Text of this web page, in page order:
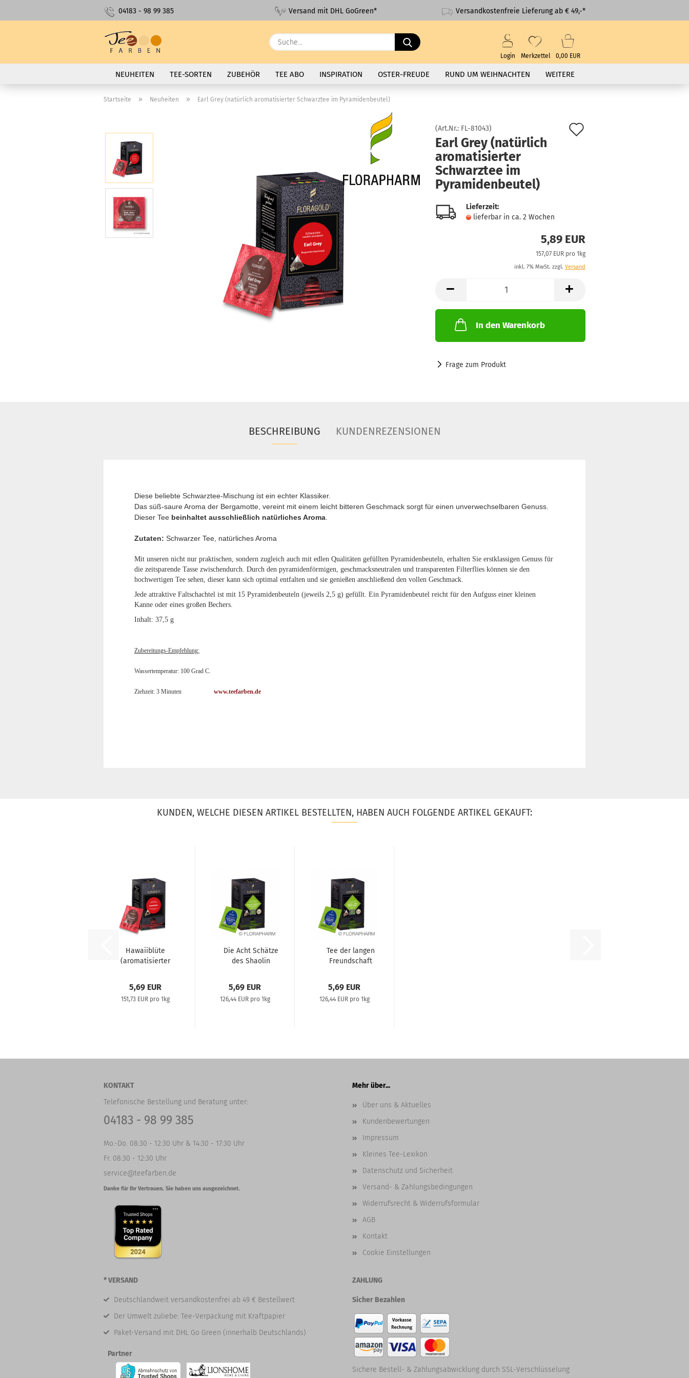
04183 - 98 99 385 Versand mit DHL GoGreen* Versandkostenfreie Lieferung ab € 49,-*
Suche...
Login Merkzettel 0,00 EUR
NEUHEITEN TEE-SORTEN ZUBEHÖR TEE ABO INSPIRATION OSTER-FREUDE RUND UM WEIHNACHTEN WEITERE
Startseite » Neuheiten » Earl Grey (natürlich aromatisierter Schwarztee im Pyramidenbeutel)
(Art.Nr.: FL-81043)
Earl Grey (natürlich
aromatisierter
Schwarztee im
Pyramidenbeutel)
Lieferzeit:
lieferbar in ca. 2 Wochen
5,89 EUR
157,07 EUR pro 1kg
inkl. 7% MwSt. zzgl. Versand
In den Warenkorb
Frage zum Produkt
BESCHREIBUNG KUNDENREZENSIONEN
Diese beliebte Schwarztee-Mischung ist ein echter Klassiker.
Das süß-saure Aroma der Bergamotte, vereint mit einem leicht bitteren Geschmack sorgt für einen unverwechselbaren Genuss.
Dieser Tee beinhaltet ausschließlich natürliches Aroma
Zutaten: Schwarzer Tee, natürliches Aroma
Mit unseren nicht nur praktischen, sondern zugleich auch mit edlen Qualitäten gefüllten Pyramidenbeuteln, erhalten Sie erstklassigen Genuss für
die zeitsparende Tasse zwischendurch. Durch den pyramidenförmigen, geschmacksneutralen und transparenten Filterflies können sie den
hochwertigen Tee sehen, dieser kann sich optimal entfalten und sie genießen anschließend den vollen Geschmack.
Jede attraktive Faltschachtel ist mit 15 Pyramidenbeuteln (jeweils 2,5 g) gefüllt. Ein Pyramidenbeutel reicht für den Aufguss einer kleinen
Kanne oder eines großen Bechers.
Inhalt: 37,5 g
Zubereitungs-Empfehlung:
Wassertemperatur: 100 Grad C.
Ziehzeit: 3 Minuten www.teefarben.de
KUNDEN, WELCHE DIESEN ARTIKEL BESTELLTEN, HABEN AUCH FOLGENDE ARTIKEL GEKAUFT:
Hawaiiblüte
(aromatisierter
5,69 EUR
151,73 EUR pro 1kg
Die Acht Schätze
des Shaolin
5,69 EUR
126,44 EUR pro 1kg
Tee der langen
Freundschaft
5,69 EUR
126,44 EUR pro 1kg
KONTAKT
Telefonische Bestellung und Beratung unter:
04183 - 98 99 385
Mo.-Do. 08:30 - 12:30 Uhr & 14:30 - 17:30 Uhr
Fr. 08:30 - 12:30 Uhr
service@teefarben.de
Danke für Ihr Vertrauen. Sie haben uns ausgezeichnet.
Mehr über...
Über uns & Aktuelles
Kundenbewertungen
Impressum
Kleines Tee-Lexikon
Datenschutz und Sicherheit
Versand- & Zahlungsbedingungen
Widerrufsrecht & Widerrufsformular
AGB
Kontakt
Cookie Einstellungen
* VERSAND
Deutschlandweit versandkostenfrei ab 49 € Bestellwert
Der Umwelt zuliebe: Tee-Verpackung mit Kraftpapier
Paket-Versand mit DHL Go Green (innerhalb Deutschlands)
Partner
ZAHLUNG
Sicher Bezahlen
Sichere Bestell- & Zahlungsabwicklung durch SSL-Verschlüsselung